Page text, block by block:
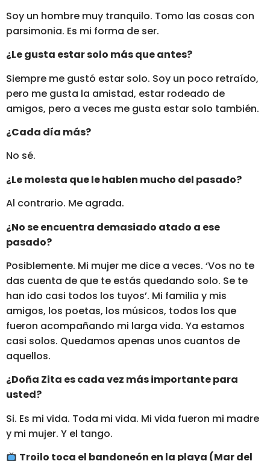
Soy un hombre muy tranquilo. Tomo las cosas con
parsimonia. Es mi forma de ser.
¿Le gusta estar solo más que antes?
Siempre me gustó estar solo. Soy un poco retraído,
pero me gusta la amistad, estar rodeado de
amigos, pero a veces me gusta estar solo también.
¿Cada día más?
No sé.
¿Le molesta que le hablen mucho del pasado?
Al contrario. Me agrada.
¿No se encuentra demasiado atado a ese
pasado?
Posiblemente. Mi mujer me dice a veces. ‘Vos no te
das cuenta de que te estás quedando solo. Se te
han ido casi todos los tuyos’. Mi familia y mis
amigos, los poetas, los músicos, todos los que
fueron acompañando mi larga vida. Ya estamos
casi solos. Quedamos apenas unos cuantos de
aquellos.
¿Doña Zita es cada vez más importante para
usted?
Si. Es mi vida. Toda mi vida. Mi vida fueron mi madre
y mi mujer. Y el tango.
Troilo toca el bandoneón en la playa (Mar del